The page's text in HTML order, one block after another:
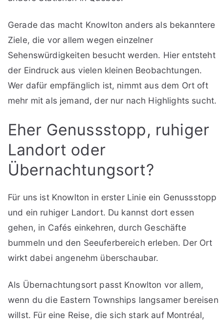
Gerade das macht Knowlton anders als bekanntere
Ziele, die vor allem wegen einzelner
Sehenswürdigkeiten besucht werden. Hier entsteht
der Eindruck aus vielen kleinen Beobachtungen.
Wer dafür empfänglich ist, nimmt aus dem Ort oft
mehr mit als jemand, der nur nach Highlights sucht.
Eher Genussstopp, ruhiger
Landort oder
Übernachtungsort?
Für uns ist Knowlton in erster Linie ein Genussstopp
und ein ruhiger Landort. Du kannst dort essen
gehen, in Cafés einkehren, durch Geschäfte
bummeln und den Seeuferbereich erleben. Der Ort
wirkt dabei angenehm überschaubar.
Als Übernachtungsort passt Knowlton vor allem,
wenn du die Eastern Townships langsamer bereisen
willst. Für eine Reise, die sich stark auf Montréal,